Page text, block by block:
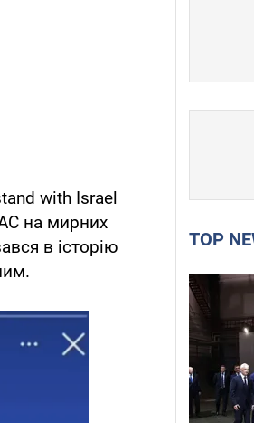
with Israel
на мирних
в історію
TOP